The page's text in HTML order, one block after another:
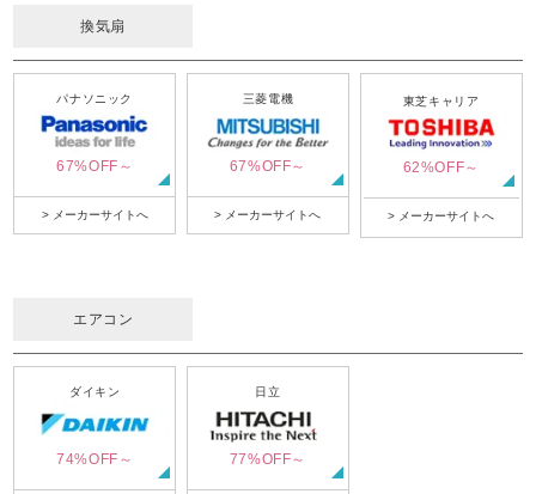
換気扇
パナソニック
67%OFF～
> メーカーサイトへ
三菱電機
67%OFF～
> メーカーサイトへ
東芝キャリア
62%OFF～
> メーカーサイトへ
エアコン
ダイキン
74%OFF～
日立
77%OFF～